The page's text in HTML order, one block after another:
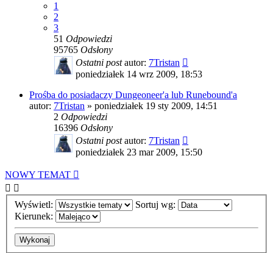
1
2
3
51 Odpowiedzi
95765 Odsłony
Ostatni postautor: 7Tristan
poniedziałek 14 wrz 2009, 18:53
Prośba do posiadaczy Dungeoneer'a lub Runebound'a
autor: 7Tristan » poniedziałek 19 sty 2009, 14:51
2 Odpowiedzi
16396 Odsłony
Ostatni postautor: 7Tristan
poniedziałek 23 mar 2009, 15:50
NOWY TEMAT
Wyświetl:
Sortuj wg:
Kierunek: